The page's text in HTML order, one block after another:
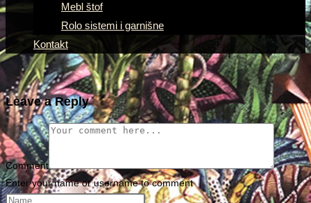
Mebl štof
Rolo sistemi i garnišne
Kontakt
Leave a Reply
Comment
Enter your name or username to comment